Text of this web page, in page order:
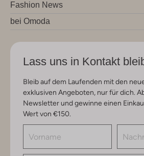
Fashion News
bei Omoda
Lass uns in Kontakt
Bleib auf dem Laufenden mit den
exklusiven Angeboten, nur für dich.
Newsletter und gewinne einen
Wert von €150.